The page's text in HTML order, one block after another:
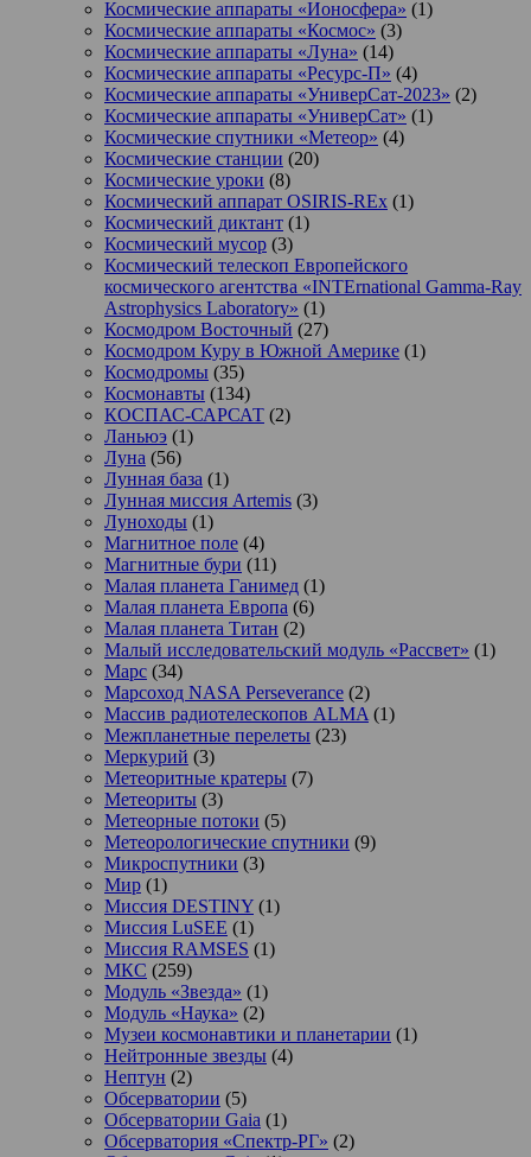
Космические аппараты «Ионосфера» (1)
Космические аппараты «Космос» (3)
Космические аппараты «Луна» (14)
Космические аппараты «Ресурс-П» (4)
Космические аппараты «УниверСат-2023» (2)
Космические аппараты «УниверСат» (1)
Космические спутники «Метеор» (4)
Космические станции (20)
Космические уроки (8)
Космический аппарат OSIRIS-REx (1)
Космический диктант (1)
Космический мусор (3)
Космический телескоп Европейского
космического агентства «INTErnational Gamma-Ray
Astrophysics Laboratory» (1)
Космодром Восточный (27)
Космодром Куру в Южной Америке (1)
Космодромы (35)
Космонавты (134)
КОСПАС-САРСАТ (2)
Ланьюэ (1)
Луна (56)
Лунная база (1)
Лунная миссия Artemis (3)
Луноходы (1)
Магнитное поле (4)
Магнитные бури (11)
Малая планета Ганимед (1)
Малая планета Европа (6)
Малая планета Титан (2)
Малый исследовательский модуль «Рассвет» (1)
Марс (34)
Марсоход NASA Perseverance (2)
Массив радиотелескопов ALMA (1)
Межпланетные перелеты (23)
Меркурий (3)
Метеоритные кратеры (7)
Метеориты (3)
Метеорные потоки (5)
Метеорологические спутники (9)
Микроспутники (3)
Мир (1)
Миссия DESTINY (1)
Миссия LuSEE (1)
Миссия RAMSES (1)
МКС (259)
Модуль «Звезда» (1)
Модуль «Наука» (2)
Музеи космонавтики и планетарии (1)
Нейтронные звезды (4)
Нептун (2)
Обсерватории (5)
Обсерватории Gaia (1)
Обсерватория «Спектр-РГ» (2)